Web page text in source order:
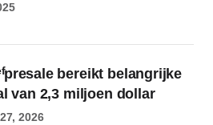
presale bereikt belangrijke
van 2,3 miljoen dollar
2026